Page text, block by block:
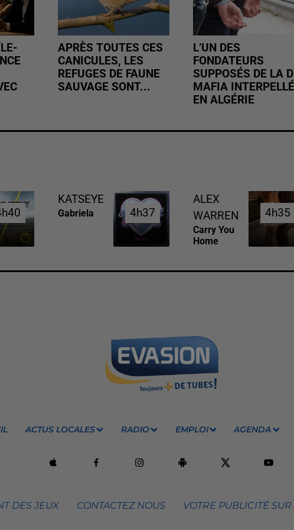
APRÈS TOUTES CES
CANICULES, LES
REFUGES DE FAUNE
SAUVAGE SONT...
L’UN DES
FONDATEURS
SUPPOSÉS DE LA
MAFIA INTERPELLÉ
EN ALGÉRIE
KATSEYE
Gabriela 4h37
4h37
ALEX
WARREN
Carry You
Home
4h35
4h35
ACTUS LOCALES RADIO EMPLOI AGENDA
DES JEUX CONTACTEZ NOUS VOTRE PUBLICITÉ